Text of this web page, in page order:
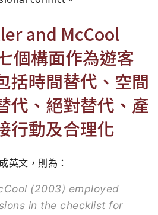
and McCool
個構面作為遊客
括時間替代、空間
代、絕對替代、產
行動及合理化
英文，則為：
(2003) employed
in the checklist for